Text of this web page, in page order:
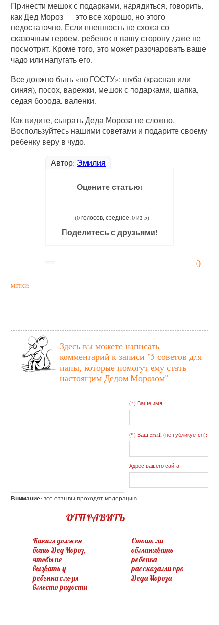
0
Принести мешок с подарками, нарядиться, говорить,
как Дед Мороз — это все хорошо, но этого
недостаточно. Если внешность не схожа со
сказочным героем, ребенок в вашу сторону даже не
посмотрит. Кроме того, это может разочаровать ваше
чадо или напугать его.
Все должно быть «по ГОСТУ»: шуба (красная или
синяя), посох, варежки, мешок с подарками, шапка,
седая борода, валенки.
Как видите, сыграть Деда Мороза не сложно.
Воспользуйтесь нашими советами и подарите своему
ребенку веру в чудо.
Автор: Эмилия
Оцените статью:
(0 голосов, среднее: 0 из 5)
Поделитесь с друзьями!
МЕТКИ:
Здесь вы можете написать
комментарий к записи "5 советов для
папы, которые помогут ему стать
настоящим Дедом Морозом"
(*) Ваше имя:
(*) Ваш email (не публикуется):
Адрес вашего сайта:
Внимание: все отзывы проходят модерацию.
ОТПРАВИТЬ
Каким должен
быть Дед Мороз,
чтобы не
вызвать у
ребенка слезы
вместо радости
Стоит ли
обманывать
ребенка
рассказами про
Деда Мороза